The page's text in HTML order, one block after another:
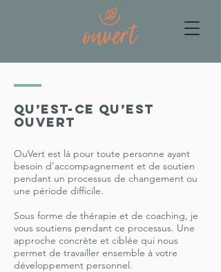
Qu’est-ce qu’est
ouVert
OuVert est là pour toute personne ayant
besoin d’accompagnement et de soutien
pendant un processus de changement ou
une période difficile.
Sous forme de thérapie et de coaching, je
vous soutiens pendant ce processus. Une
approche concrète et ciblée qui nous
permet de travailler ensemble à votre
développement personnel.